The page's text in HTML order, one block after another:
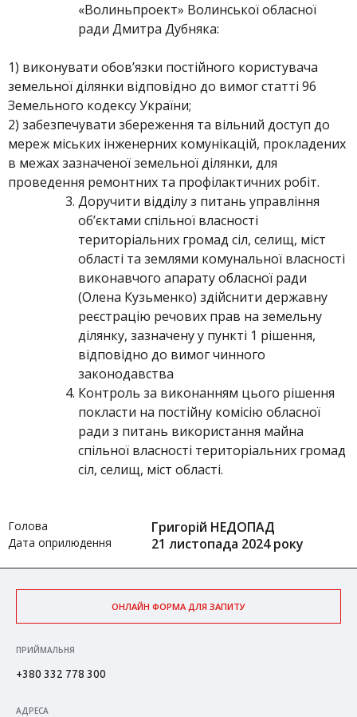
«Волиньпроект» Волинської обласної
ради Дмитра Дубняка:
1) виконувати обов’язки постійного користувача
земельної ділянки відповідно до вимог статті 96
Земельного кодексу України;
2) забезпечувати збереження та вільний доступ до
мереж міських інженерних комунікацій, прокладених
в межах зазначеної земельної ділянки, для
проведення ремонтних та профілактичних робіт.
Доручити відділу з питань управління
об’єктами спільної власності
територіальних громад сіл, селищ, міст
області та землями комунальної власності
виконавчого апарату обласної ради
(Олена Кузьменко) здійснити державну
реєстрацію речових прав на земельну
ділянку, зазначену у пункті 1 рішення,
відповідно до вимог чинного
законодавства
Контроль за виконанням цього рішення
покласти на постійну комісію обласної
ради з питань використання майна
спільної власності територіальних громад
сіл, селищ, міст області.
Голова Григорій НЕДОПАД
Дата оприлюдення 21 листопада 2024 року
ОНЛАЙН ФОРМА ДЛЯ ЗАПИТУ
ПРИЙМАЛЬНЯ
+380 332 778 300
АДРЕСА